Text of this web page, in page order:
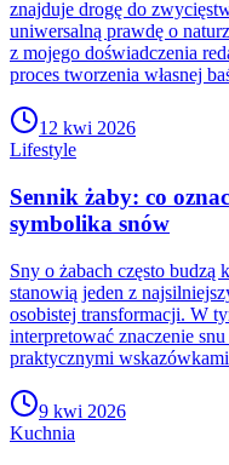
znajduje drogę do
uniwersalną prawdę o
z mojego doświadczenia
proces tworzenia własnej
12 kwi 2026
Lifestyle
Sennik żaby: co
symbolika snów
Sny o żabach często budzą
stanowią jeden z
osobistej transformacji. W
interpretować znaczenie
praktycznymi
9 kwi 2026
Kuchnia